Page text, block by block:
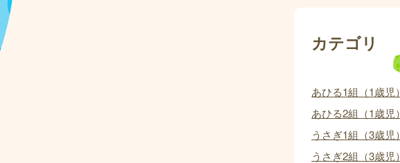
カテゴリ
あひる1組（1歳児）
あひる2組（1歳児）
うさぎ1組（3歳児）
うさぎ2組（3歳児）